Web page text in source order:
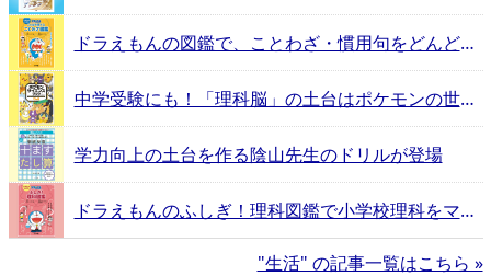
ドラえもんの図鑑で、ことわざ・慣用句をどんどん覚えよう！
中学受験にも！「理科脳」の土台はポケモンの世界にあった
学力向上の土台を作る陰山先生のドリルが登場
ドラえもんのふしぎ！理科図鑑で小学校理科をマスター！
"生活" の記事一覧はこちら »